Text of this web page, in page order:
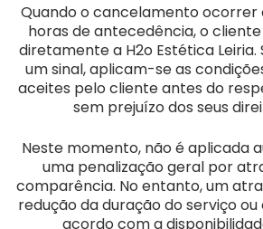
Quando o cancelamento ocorrer
horas de antecedência, o
diretamente a H2o Estética Leiria.
um sinal, aplicam-se as
aceites pelo cliente antes do
sem prejuízo dos seus
Neste momento, não é aplicada
uma penalização geral por
comparência. No entanto, um
redução da duração do serviço
acordo com a